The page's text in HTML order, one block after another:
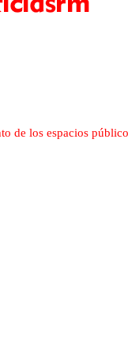
de los espacios